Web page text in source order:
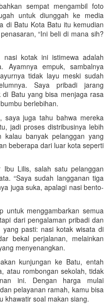
sempat mengambil foto
untuk diunggah ke media
di Batu Kota Batu itu kemudian
“Ini beli di mana sih?
kotak ini istimewa adalah
Ayamnya empuk, sambalnya
tidak layu meski sudah
Saya pribadi jarang
Batu yang bisa menjaga rasa
berlebihan.
saya juga tahu bahwa mereka
jadi proses distribusinya lebih
banyak pelanggan yang
beberapa dari luar kota seperti
Ibu Lilis, salah satu pelanggan
“Saya sudah langganan tiga
juga suka, apalagi nasi bento-
untuk menggambarkan semua
dari pengalaman pribadi dan
pasti: nasi kotak wisata di
bekal perjalanan, melainkan
menyenangkan.
kunjungan ke Batu, entah
atau rombongan sekolah, tidak
ini. Dengan harga mulai
pelayanan ramah, kamu bisa
khawatir soal makan siang.